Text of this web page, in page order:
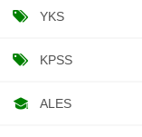
YKS
KPSS
ALES